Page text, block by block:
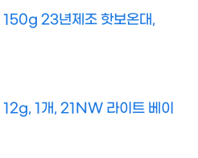
150g 23년제조 핫보온대,
12g, 1개, 21NW 라이트 베이